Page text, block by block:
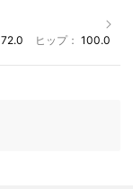
72.0 ヒップ： 100.0